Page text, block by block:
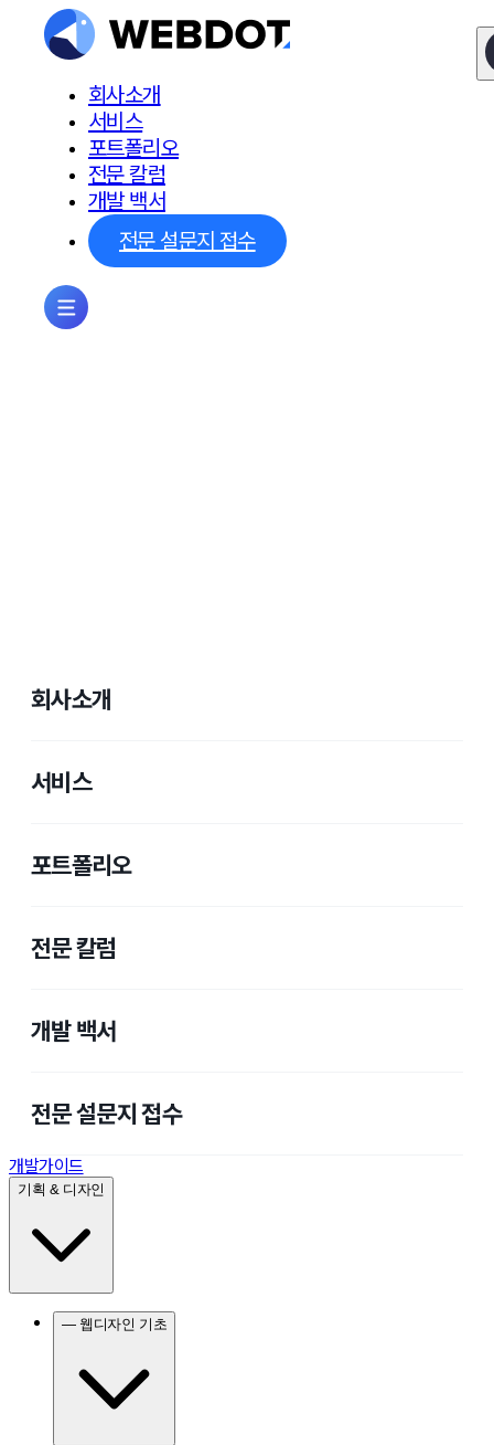
회사소개
서비스
포트폴리오
전문 칼럼
개발 백서
전문 설문지 접수
회사소개
서비스
포트폴리오
전문 칼럼
개발 백서
전문 설문지 접수
개발가이드
기획 & 디자인
— 웹디자인 기초